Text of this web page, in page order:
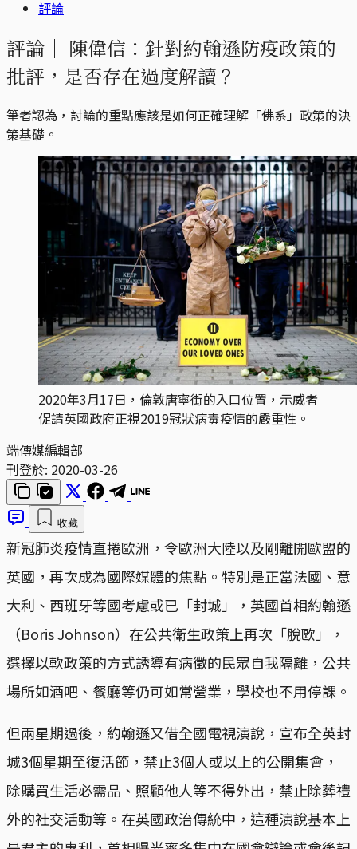
評論
評論｜ 陳偉信：針對約翰遜防疫政策的
批評，是否存在過度解讀？
筆者認為，討論的重點應該是如何正確理解「佛系」政策的決
策基礎。
2020年3月17日，倫敦唐寧街的入口位置，示威者
促請英國政府正視2019冠狀病毒疫情的嚴重性。
端傳媒編輯部
刊登於: 2020-03-26
收藏
新冠肺炎疫情直捲歐洲，令歐洲大陸以及剛離開歐盟的
英國，再次成為國際媒體的焦點。特別是正當法國、意
大利、西班牙等國考慮或已「封城」，英國首相約翰遜
（Boris Johnson）在公共衛生政策上再次「脫歐」，
選擇以軟政策的方式誘導有病徵的民眾自我隔離，公共
場所如酒吧、餐廳等仍可如常營業，學校也不用停課。
但兩星期過後，約翰遜又借全國電視演說，宣布全英封
城3個星期至復活節，禁止3個人或以上的公開集會，
除購買生活必需品、照顧他人等不得外出，禁止除葬禮
外的社交活動等。在英國政治傳統中，這種演說基本上